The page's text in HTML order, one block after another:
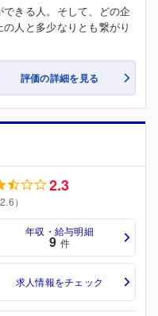
きる人。そして、どの企
人と多少なりとも繋がり
評価の詳細を見る
2.3
）
年収・給与明細
9 件
求人情報をチェック